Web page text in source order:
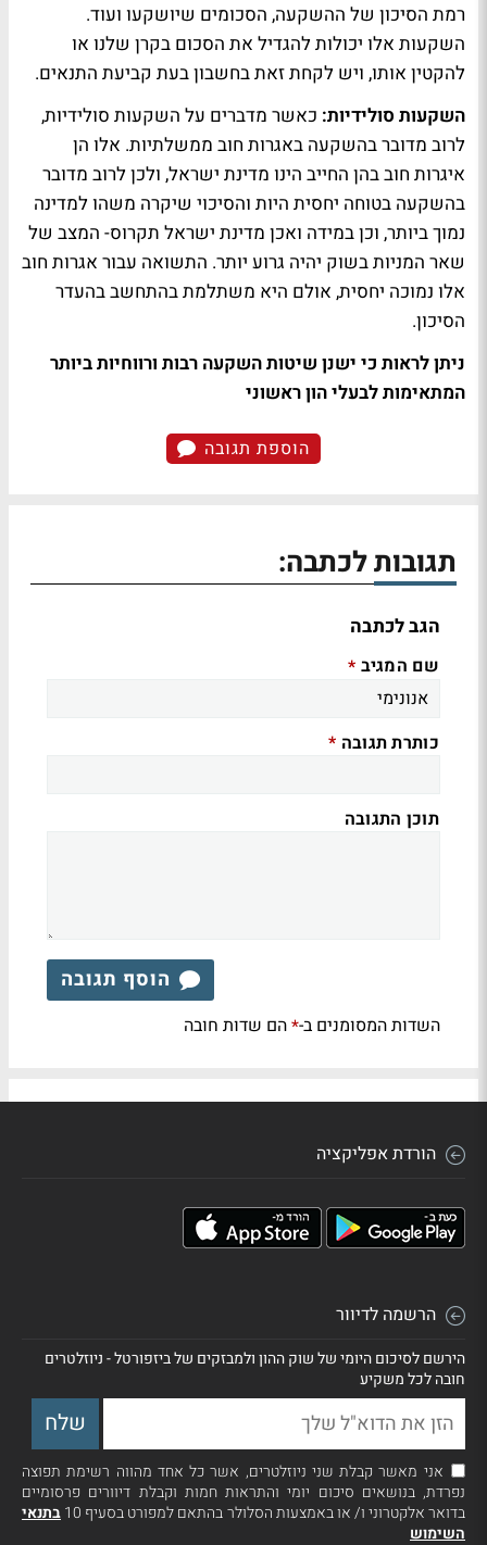
רמת הסיכון של ההשקעה, הסכומים שיושקעו ועוד.
השקעות אלו יכולות להגדיל את הסכום בקרן שלנו או
להקטין אותו, ויש לקחת זאת בחשבון בעת קביעת התנאים.
השקעות סולידיות: כאשר מדברים על השקעות סולידיות,
לרוב מדובר בהשקעה באגרות חוב ממשלתיות. אלו הן
איגרות חוב בהן החייב הינו מדינת ישראל, ולכן לרוב מדובר
בהשקעה בטוחה יחסית היות והסיכוי שיקרה משהו למדינה
נמוך ביותר, וכן במידה ואכן מדינת ישראל תקרוס- המצב של
שאר המניות בשוק יהיה גרוע יותר. התשואה עבור אגרות חוב
אלו נמוכה יחסית, אולם היא משתלמת בהתחשב בהעדר
הסיכון.
ניתן לראות כי ישנן שיטות השקעה רבות ורווחיות ביותר
המתאימות לבעלי הון ראשוני
הוספת תגובה
תגובות לכתבה:
הגב לכתבה
שם המגיב *
כותרת תגובה *
תוכן התגובה
הוסף תגובה
השדות המסומנים ב-*הם שדות חובה
הורדת אפליקציה
הרשמה לדיוור
הירשם לסיכום היומי של שוק ההון ולמבזקים של ביזפורטל - ניוזלטרים
חובה לכל משקיע
אני מאשר קבלת שני ניוזלטרים, אשר כל אחד מהווה רשימת תפוצה
נפרדת, בנושאים סיכום יומי והתראות חמות וקבלת דיוורים פרסומיים
בדואר אלקטרוני ו/ או באמצעות הסלולר בהתאם למפורט בסעיף 10
בתנאי
השימוש